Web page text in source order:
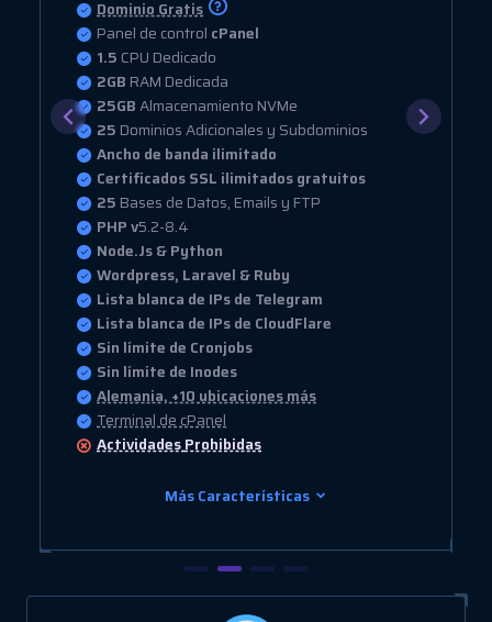
Dominio Gratis
Panel de control cPanel
1.5 CPU Dedicado
2GB RAM Dedicada
25GBAlmacenamiento NVMe
25 Dominios Adicionales y Subdominios
Ancho de banda ilimitado
Certificados SSL ilimitados gratuitos
25 Bases de Datos, Emails y FTP
PHP v5.2-8.4
Node.Js & Python
Wordpress, Laravel & Ruby
Lista blanca de IPs de Telegram
Lista blanca de IPs de CloudFlare
Sin límite de Cronjobs
Sin límite de Inodes
Alemania, +10 ubicaciones más
Terminal de cPanel
ActividadesProhibidas
Más Características